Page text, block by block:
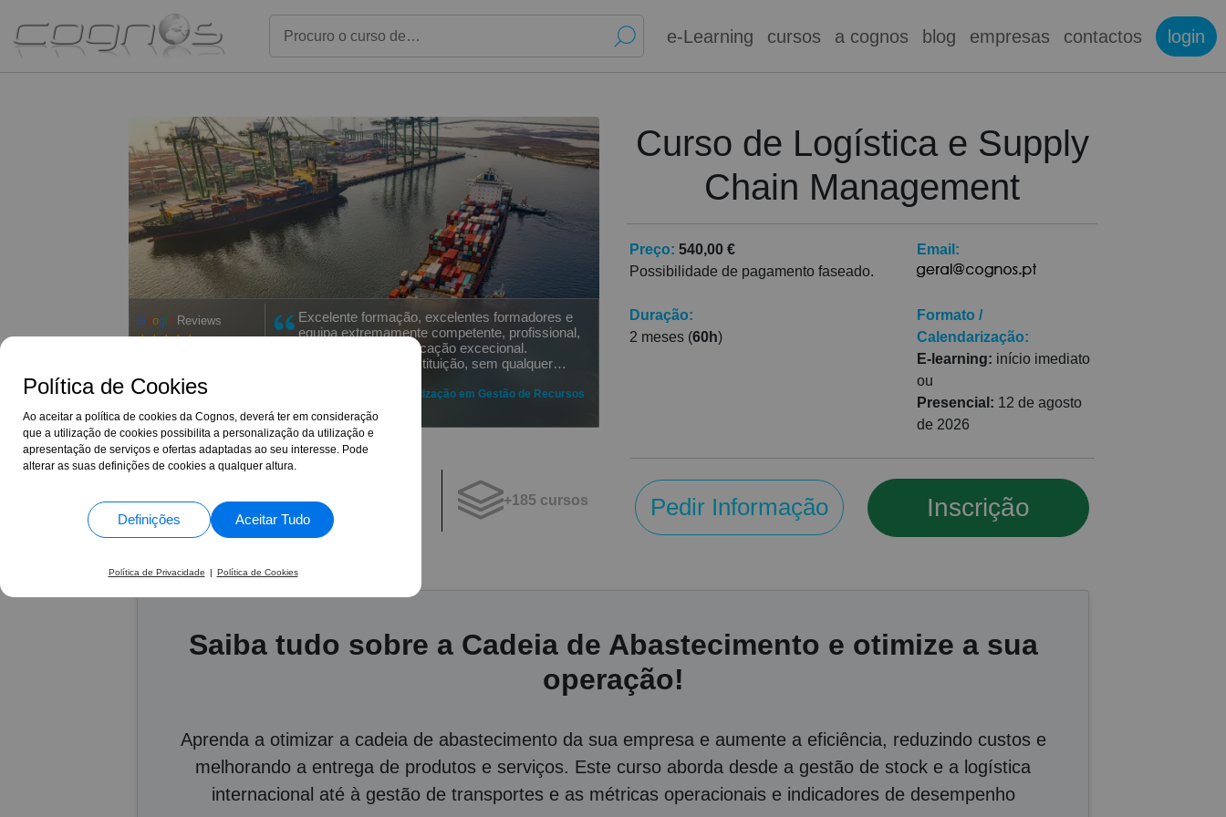
Política de Cookies
Ao aceitar a política de cookies da Cognos, deverá ter em consideração
que a utilização de cookies possibilita a personalização da utilização e
apresentação de serviços e ofertas adaptadas ao seu interesse. Pode
alterar as suas definições de cookies a qualquer altura.
Definições Aceitar Tudo
Política de Privacidade | Política de Cookies
e-Learning cursos a cognos blog empresas contactos login
Goog le Reviews
Excelente formação, excelentes formadores e
equipa extremamente competente, profissional,
atenta e de uma educação excecional.
Recomendo esta Instituição, sem qualquer
Especialização em Gestão de Recursos
Humanos
ao seu lado
+185 cursos
Curso de Logística e Supply
Chain Management
Preço: 540,00 €
Possibilidade de pagamento faseado.
Duração:
2 meses (60h)
Email:
Formato /
Calendarização:
E-learning: início imediato
ou
Presencial: 12 de agosto
de 2026
Pedir Informação Inscrição
Saiba tudo sobre a Cadeia de Abastecimento e otimize a sua
operação!
Aprenda a otimizar a cadeia de abastecimento da sua empresa e aumente a eficiência, reduzindo custos e
melhorando a entrega de produtos e serviços. Este curso aborda desde a gestão de stock e a logística
internacional até à gestão de transportes e as métricas operacionais e indicadores de desempenho